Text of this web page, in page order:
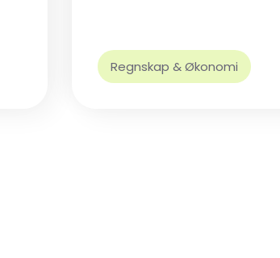
Regnskap & Økonomi